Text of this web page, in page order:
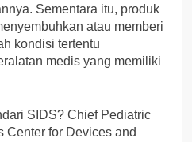
Sementara itu, produk
atau memberi
kondisi tertentu
medis yang memiliki
SIDS? Chief Pediatric
Center for Devices and